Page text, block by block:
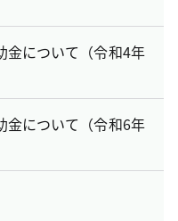
金について（令和4年
金について（令和6年